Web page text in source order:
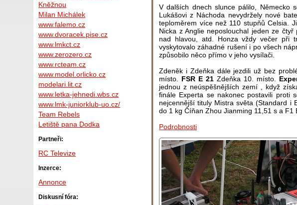
Kněžnou
Milan Michálek
www.falemo.cz
www.dvoracek.pise.cz
www.lmkct.cz
www.zerozero.cz
www.rcteam.cz
www.model.orlicko.cz
modelari.lit.cz
www.letka-jehnedi.wbs.cz
www.lmk-juniorklub-uo.cz/
Team Rebels
Letiště pana Dodka
Partneři:
RC Televize
Inzerce:
Annonce
Diskusní fóra:
V dalších dnech slunce pálilo, Německo
Lukášovi z Náchoda nevydržely nové
teploměrem více než 110 stupňů Celsia.
Nicka z Anglie neposlouchal jeden ze
nad hlavou, atd. Honza vždy večer při
vyskytovalo záhadné rušení i po všech
způsobilo něco přímo v jeho vysílači.
Zdeněk i Zdeňka dále jezdili už bez
místo. FSR E 21 Zdeňka 10. místo.
jednou z neúspěšnějších zemí , když
finále Experta se nakonec postavili proti
nejcennější tituly Mistra světa (Standard i
do 1 kg Číňan Zhou Jianming 11,51 s a F1
Podrobnosti